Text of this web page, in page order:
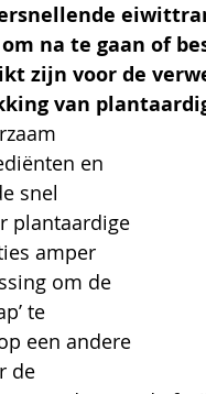
na te gaan of
zijn voor de
van
en
snel
plantaardige
amper
om de
te
een andere
de